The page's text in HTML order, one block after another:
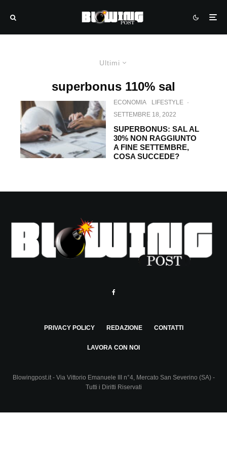
Ultimi
superbonus 110% sal
ECONOMIA LIFESTYLE ·
SETTEMBRE 18, 2022
SUPERBONUS: SAL AL
30% NON RAGGIUNTO
A FINE SETTEMBRE,
COSA SUCCEDE?
PRIVACY POLICY REDAZIONE CONTATTI
LAVORA CON NOI
Blowingpost.it - Via Vittorio Emanuele III n°4, Mercato San Severino (SA) -
Tutti i Diritti Riservati